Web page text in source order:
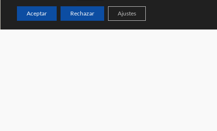
Aceptar Rechazar Ajustes